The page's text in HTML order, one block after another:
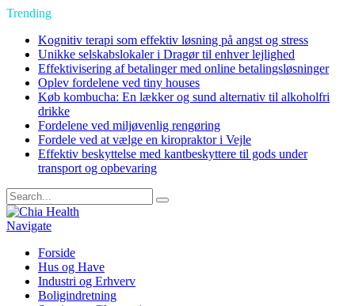
Trending
Kognitiv terapi som effektiv løsning på angst og stress
Unikke selskabslokaler i Dragør til enhver lejlighed
Effektivisering af betalinger med online betalingsløsninger
Oplev fordelene ved tiny houses
Køb kombucha: En lækker og sund alternativ til alkoholfri
drikke
Fordelene ved miljøvenlig rengøring
Fordele ved at vælge en kiropraktor i Vejle
Effektiv beskyttelse med kantbeskyttere til gods under
transport og opbevaring
Navigate
Forside
Hus og Have
Industri og Erhverv
Boligindretning